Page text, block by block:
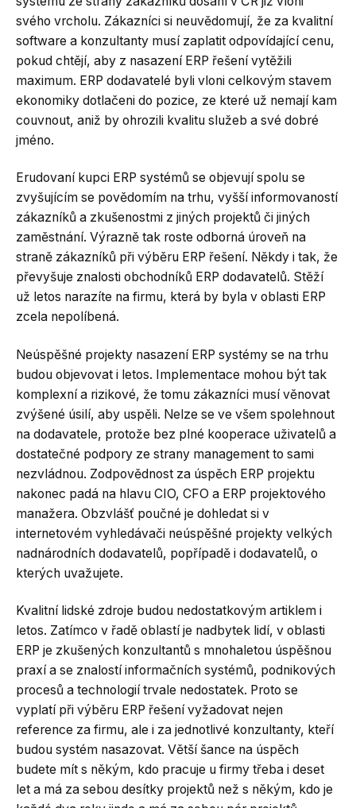
svého vrcholu. Zákazníci si neuvědomují, že za kvalitní
software a konzultanty musí zaplatit odpovídající cenu,
pokud chtějí, aby z nasazení ERP řešení vytěžili
maximum. ERP dodavatelé byli vloni celkovým stavem
ekonomiky dotlačeni do pozice, ze které už nemají kam
couvnout, aniž by ohrozili kvalitu služeb a své dobré
jméno.
Erudovaní kupci ERP systémů se objevují spolu se
zvyšujícím se povědomím na trhu, vyšší informovaností
zákazníků a zkušenostmi z jiných projektů či jiných
zaměstnání. Výrazně tak roste odborná úroveň na
straně zákazníků při výběru ERP řešení. Někdy i tak, že
převyšuje znalosti obchodníků ERP dodavatelů. Stěží
už letos narazíte na firmu, která by byla v oblasti ERP
zcela nepolíbená.
Neúspěšné projekty nasazení ERP systémy se na trhu
budou objevovat i letos. Implementace mohou být tak
komplexní a rizikové, že tomu zákazníci musí věnovat
zvýšené úsilí, aby uspěli. Nelze se ve všem spolehnout
na dodavatele, protože bez plné kooperace uživatelů a
dostatečné podpory ze strany management to sami
nezvládnou. Zodpovědnost za úspěch ERP projektu
nakonec padá na hlavu CIO, CFO a ERP projektového
manažera. Obzvlášť poučné je dohledat si v
internetovém vyhledávači neúspěšné projekty velkých
nadnárodních dodavatelů, popřípadě i dodavatelů, o
kterých uvažujete.
Kvalitní lidské zdroje budou nedostatkovým artiklem i
letos. Zatímco v řadě oblastí je nadbytek lidí, v oblasti
ERP je zkušených konzultantů s mnohaletou úspěšnou
praxí a se znalostí informačních systémů, podnikových
procesů a technologií trvale nedostatek. Proto se
vyplatí při výběru ERP řešení vyžadovat nejen
reference za firmu, ale i za jednotlivé konzultanty, kteří
budou systém nasazovat. Větší šance na úspěch
budete mít s někým, kdo pracuje u firmy třeba i deset
let a má za sebou desítky projektů než s někým, kdo je